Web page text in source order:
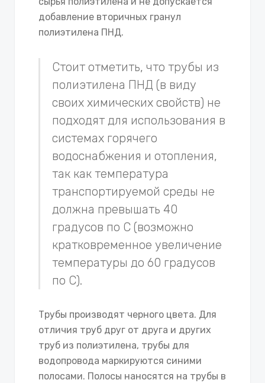
добавление вторичных гранул
полиэтилена ПНД.
Стоит отметить, что трубы из
полиэтилена ПНД (в виду
своих химических свойств) не
подходят для использования в
системах горячего
водоснабжения и отопления,
так как температура
транспортируемой среды не
должна превышать 40
градусов по С (возможно
кратковременное увеличение
температуры до 60 градусов
по С).
Трубы производят черного цвета. Для
отличия труб друг от друга и других
труб из полиэтилена, трубы для
водопровода маркируются синими
полосами. Полосы наносятся на трубы в